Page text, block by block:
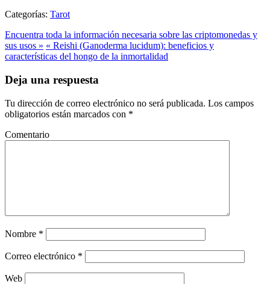
Categorías: Tarot
Encuentra toda la información necesaria sobre las criptomonedas y
sus usos » « Reishi (Ganoderma lucidum): beneficios y
características del hongo de la inmortalidad
Deja una respuesta
Tu dirección de correo electrónico no será publicada. Los campos
obligatorios están marcados con *
Comentario
Nombre *
Correo electrónico *
Web